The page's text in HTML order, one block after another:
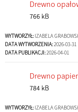
Drewno
766 kB
WYTWORZYŁ: IZABELA
DATA WYTWORZENIA:2026-03-31
DATA PUBLIKACJI:2026-04-01
Drewno
784 kB
WYTWORZYŁ: IZABELA